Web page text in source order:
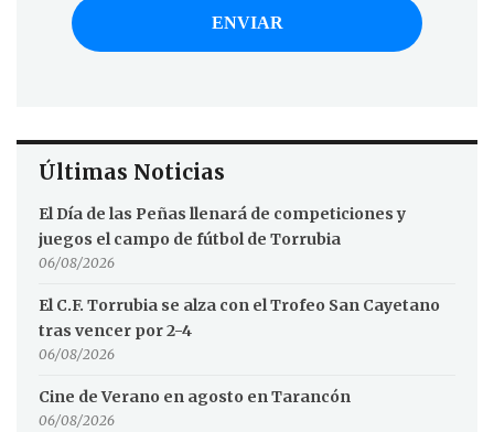
Últimas Noticias
El Día de las Peñas llenará de competiciones y
juegos el campo de fútbol de Torrubia
06/08/2026
El C.F. Torrubia se alza con el Trofeo San Cayetano
tras vencer por 2-4
06/08/2026
Cine de Verano en agosto en Tarancón
06/08/2026